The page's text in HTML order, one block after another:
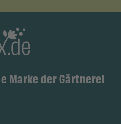
Marke der Gärtnerei